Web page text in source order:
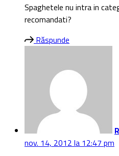
Spaghetele nu intra in
recomandati?
Răspunde
nov. 14, 2012 la 12:47 pm